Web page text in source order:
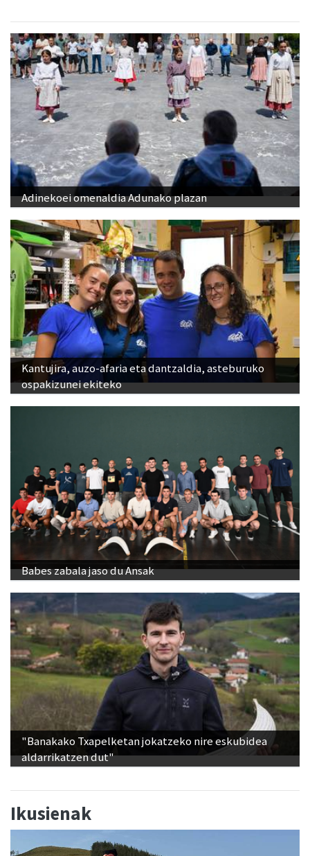
Adinekoei omenaldia Adunako plazan
Kantujira, auzo-afaria eta dantzaldia, asteburuko
ospakizunei ekiteko
Babes zabala jaso du Ansak
"Banakako Txapelketan jokatzeko nire eskubidea
aldarrikatzen dut"